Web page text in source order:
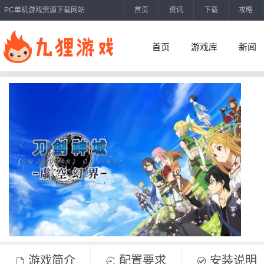
PC单机游戏资源下载网站 首页 资讯 下载 攻略
首页 游戏库 新闻
游戏简介 配置要求 安装说明